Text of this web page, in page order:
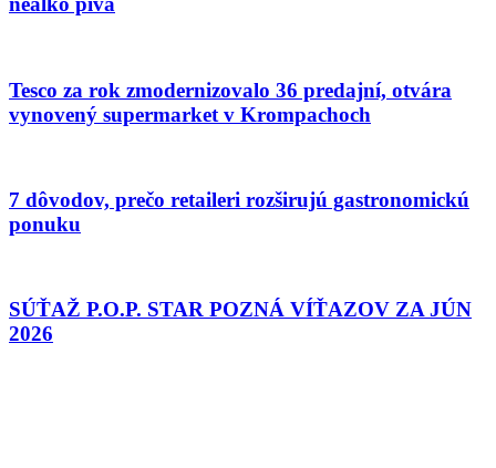
Tesco za rok zmodernizovalo 36 predajní, otvára
vynovený supermarket v Krompachoch
7 dôvodov, prečo retaileri rozširujú gastronomickú
ponuku
SÚŤAŽ P.O.P. STAR POZNÁ VÍŤAZOV ZA JÚN
2026